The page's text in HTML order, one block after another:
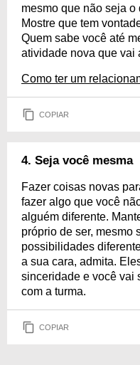
mesmo que não seja
Mostre que tem
Quem sabe você até
atividade nova que vai
Como ter um
COPIAR
4. Seja você mesma
Fazer coisas novas
fazer algo que você
alguém diferente.
próprio de ser, mesmo
possibilidades
a sua cara, admita.
sinceridade e você vai
com a turma.
COPIAR